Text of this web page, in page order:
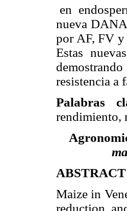
en
nueva
por AF, FV y
Estas
resistencia a
Palabras
rendimiento,
ABSTRACT
Maize in